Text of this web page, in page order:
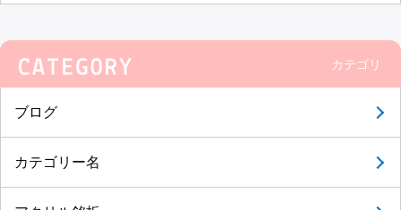
カテゴリ
ブログ
カテゴリー名